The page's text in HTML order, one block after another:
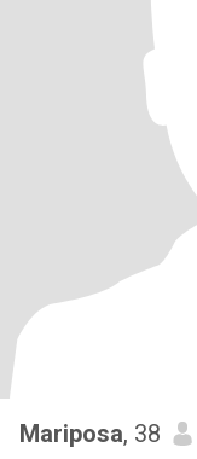
Mariposa, 38